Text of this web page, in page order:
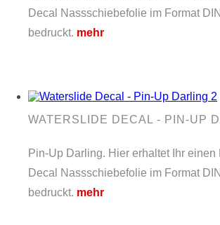
Decal Nassschiebefolie im Format
bedruckt. mehr
WATERSLIDE DECAL - PIN-UP
Pin-Up Darling. Hier erhaltet Ihr einen
Decal Nassschiebefolie im Format
bedruckt. mehr